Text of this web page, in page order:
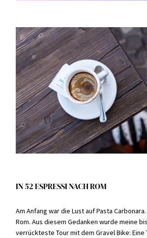
IN 52 ESPRESSI NACH ROM
Am Anfang war die Lust auf Pasta
Rom. Aus diesem Gedanken wurde meine
verrückteste Tour mit dem Gravel Bike: Eine